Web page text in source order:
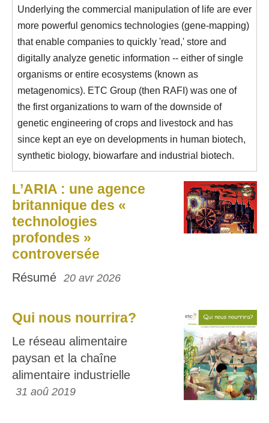
Underlying the commercial manipulation of life are ever
more powerful genomics technologies (gene-mapping)
that enable companies to quickly 'read,' store and
digitally analyze genetic information -- either of single
organisms or entire ecosystems (known as
metagenomics). ETC Group (then RAFI) was one of
the first organizations to warn of the downside of
genetic engineering of crops and livestock and has
since kept an eye on developments in human biotech,
synthetic biology, biowarfare and industrial biotech.
L’ARIA : une agence
britannique des «
technologies
profondes »
controversée
Résumé 20 avr 2026
Qui nous nourrira?
Le réseau alimentaire
paysan et la chaîne
alimentaire industrielle
31 aoû 2019